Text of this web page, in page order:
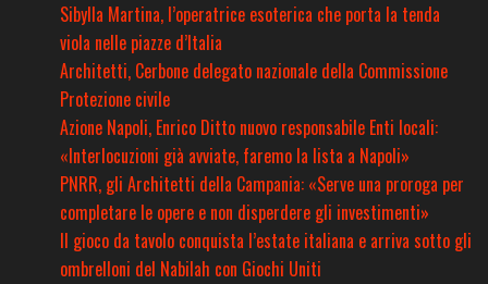
Sibylla Martina, l’operatrice esoterica che porta la tenda
viola nelle piazze d’Italia
Architetti, Cerbone delegato nazionale della Commissione
Protezione civile
Azione Napoli, Enrico Ditto nuovo responsabile Enti locali:
«Interlocuzioni già avviate, faremo la lista a Napoli»
PNRR, gli Architetti della Campania: «Serve una proroga per
completare le opere e non disperdere gli investimenti»
Il gioco da tavolo conquista l’estate italiana e arriva sotto gli
ombrelloni del Nabilah con Giochi Uniti